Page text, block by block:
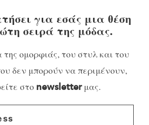
για εσάς μια θέση
σειρά της μόδας.
ομορφιάς, του στυλ και του
δεν μπορούν να περιμένουν,
στο newsletterμας.